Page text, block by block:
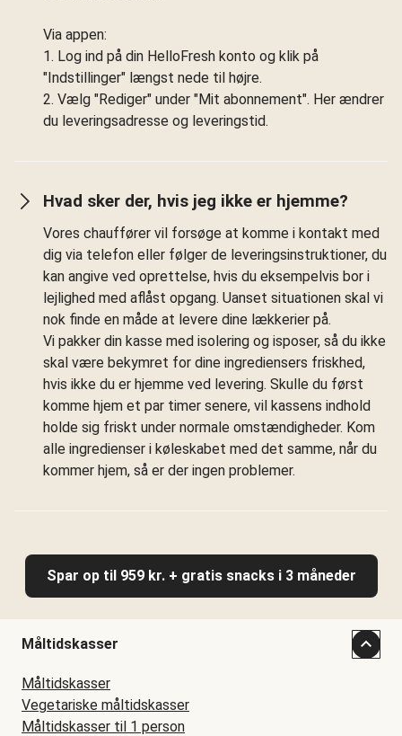
Via appen:
1. Log ind på din HelloFresh konto og klik på
"Indstillinger" længst nede til højre.
2. Vælg "Rediger" under "Mit abonnement". Her ændrer
du leveringsadresse og leveringstid.
Hvad sker der, hvis jeg ikke er hjemme?
Vores chauffører vil forsøge at komme i kontakt med
dig via telefon eller følger de leveringsinstruktioner, du
kan angive ved oprettelse, hvis du eksempelvis bor i
lejlighed med aflåst opgang. Uanset situationen skal vi
nok finde en måde at levere dine lækkerier på.
Vi pakker din kasse med isolering og isposer, så du ikke
skal være bekymret for dine ingrediensers friskhed,
hvis ikke du er hjemme ved levering. Skulle du først
komme hjem et par timer senere, vil kassens indhold
holde sig friskt under normale omstændigheder. Kom
alle ingredienser i køleskabet med det samme, når du
kommer hjem, så er der ingen problemer.
Spar op til 959 kr. + gratis snacks i 3 måneder
Måltidskasser
Måltidskasser
Vegetariske måltidskasser
Måltidskasser til 1 person